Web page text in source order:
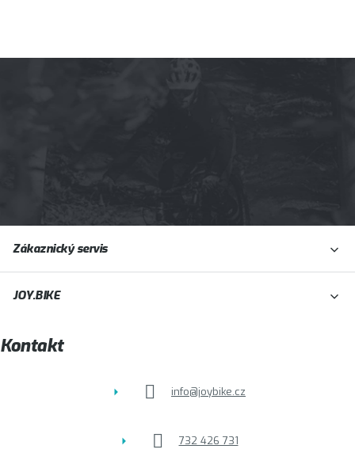
t
í
Zákaznický servis
JOY.BIKE
Kontakt
info@joybike.cz
732 426 731